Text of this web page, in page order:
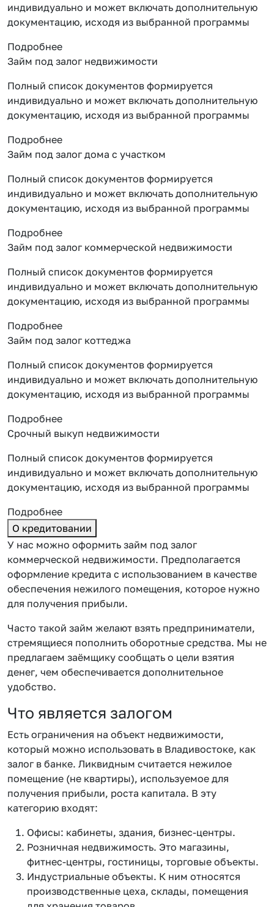
индивидуально и может включать дополнительную
документацию, исходя из выбранной программы
Подробнее
Займ под залог недвижимости
Полный список документов формируется
индивидуально и может включать дополнительную
документацию, исходя из выбранной программы
Подробнее
Займ под залог дома с участком
Полный список документов формируется
индивидуально и может включать дополнительную
документацию, исходя из выбранной программы
Подробнее
Займ под залог коммерческой недвижимости
Полный список документов формируется
индивидуально и может включать дополнительную
документацию, исходя из выбранной программы
Подробнее
Займ под залог коттеджа
Полный список документов формируется
индивидуально и может включать дополнительную
документацию, исходя из выбранной программы
Подробнее
Срочный выкуп недвижимости
Полный список документов формируется
индивидуально и может включать дополнительную
документацию, исходя из выбранной программы
Подробнее
О кредитовании
У нас можно оформить займ под залог
коммерческой недвижимости. Предполагается
оформление кредита с использованием в качестве
обеспечения нежилого помещения, которое нужно
для получения прибыли.
Часто такой займ желают взять предприниматели,
стремящиеся пополнить оборотные средства. Мы не
предлагаем заёмщику сообщать о цели взятия
денег, чем обеспечивается дополнительное
удобство.
Что является залогом
Есть ограничения на объект недвижимости,
который можно использовать в Владивостоке, как
залог в банке. Ликвидным считается нежилое
помещение (не квартиры), используемое для
получения прибыли, роста капитала. В эту
категорию входят:
Офисы: кабинеты, здания, бизнес-центры.
Розничная недвижимость. Это магазины,
фитнес-центры, гостиницы, торговые объекты.
Индустриальные объекты. К ним относятся
производственные цеха, склады, помещения